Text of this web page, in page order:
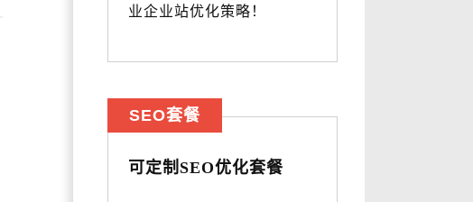
业企业站优化策略！
可定制SEO优化套餐
SEO套餐